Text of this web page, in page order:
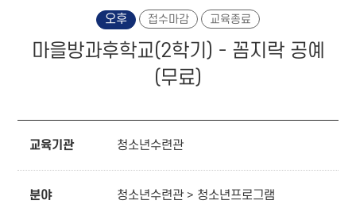
오후 접수마감 교육종료
마을방과후학교(2학기) - 꼼지락 공예
(무료)
교육기관 청소년수련관
분야 청소년수련관 > 청소년프로그램